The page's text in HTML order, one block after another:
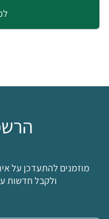
מוזמנים להתעדכן על
ולקבל חדשות